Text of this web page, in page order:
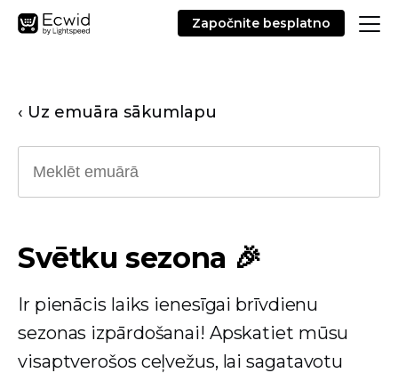
Započnite besplatno
‹ Uz emuāra sākumlapu
Svētku sezona 🎉
Ir pienācis laiks ienesīgai brīvdienu
sezonas izpārdošanai! Apskatiet mūsu
visaptverošos ceļvežus, lai sagatavotu